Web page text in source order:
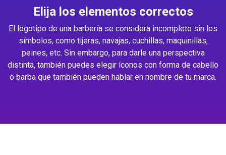
Elija los elementos correctos
El logotipo de una barbería se considera incompleto sin los
símbolos, como tijeras, navajas, cuchillas, maquinillas,
peines, etc. Sin embargo, para darle una perspectiva
distinta, también puedes elegir íconos con forma de cabello
o barba que también pueden hablar en nombre de tu marca.